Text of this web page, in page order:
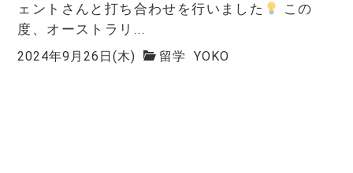
ェントさんと打ち合わせを行いました
この
度、オーストラリ...
2024年9月26日(木) 留学 YOKO